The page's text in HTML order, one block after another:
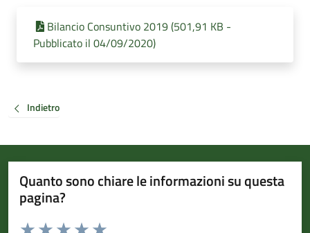
Bilancio Consuntivo 2019 (501,91 KB -
Pubblicato il 04/09/2020)
Indietro
Quanto sono chiare le informazioni su questa
pagina?
Valuta da 1 a 5 stelle la pagina